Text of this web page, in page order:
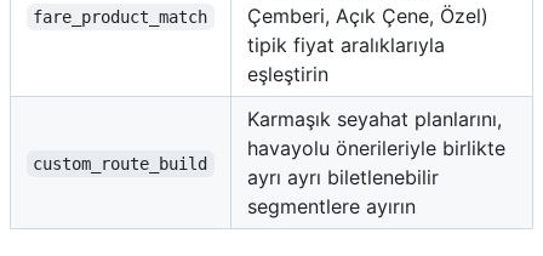
fare_product_match
Çemberi, Açık Çene, Özel)
tipik fiyat aralıklarıyla
eşleştirin
custom_route_build
Karmaşık seyahat planlarını,
havayolu önerileriyle birlikte
ayrı ayrı biletlenebilir
segmentlere ayırın